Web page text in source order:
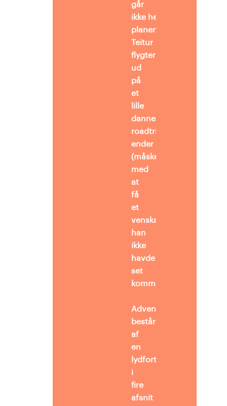
går
ikke heeelt efter
planen.
Teitur
flygter
ud
på
et
lille
dannelses-
roadtrip og
ender
(måske)
med
at
få
et
venskab,
han
ikke
havde
set
komme.
Adventskalenderen
består
af
en
lydfortælling
i
fire
afsnit